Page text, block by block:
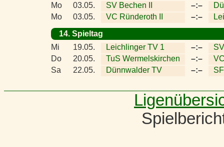
Mo
03.05. SV Bechen II –:–
Mo
03.05. VC Ründeroth II –:–
14. Spieltag
Mi
19.05. Leichlinger TV 1 –:–
Do
20.05. TuS Wermelskirchen –:–
Sa
22.05. Dünnwalder TV –:–